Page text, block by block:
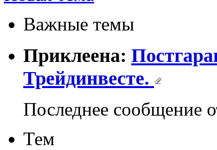
Важные темы
Приклеена:
Трейдинвесте.
Последнее сообщение
Тем